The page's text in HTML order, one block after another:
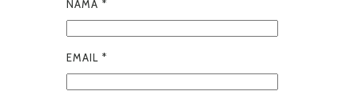
NAMA *
EMAIL *